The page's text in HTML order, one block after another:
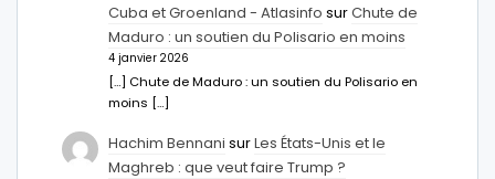
Cuba et Groenland - Atlasinfo surChute de
Maduro : un soutien du Polisario en moins
4 janvier 2026
[…] Chute de Maduro : un soutien du Polisario en
moins […]
Hachim Bennani surLes États-Unis et le
Maghreb : que veut faire Trump ?